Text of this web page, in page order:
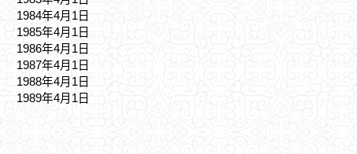
1984年4月1日
1985年4月1日
1986年4月1日
1987年4月1日
1988年4月1日
1989年4月1日